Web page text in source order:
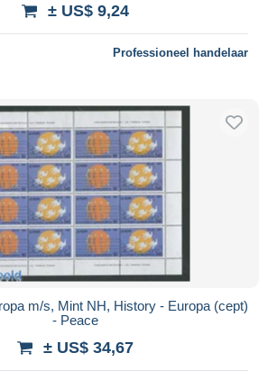
± US$ 9,24
Professioneel handelaar
m/s, Mint NH, History - Europa (cept)
- Peace
± US$ 34,67